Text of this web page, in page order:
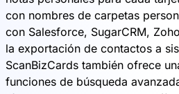
con nombres de carpetas
con Salesforce, SugarCRM,
la exportación de contactos a
ScanBizCards también ofrece
funciones de búsqueda